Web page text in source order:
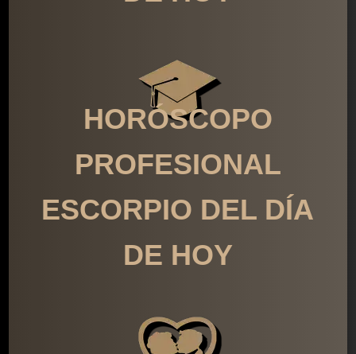
HORÓSCOPO
PROFESIONAL
ESCORPIO DEL DÍA
DE HOY